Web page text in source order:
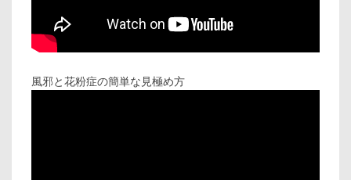
風邪と花粉症の簡単な見極め方